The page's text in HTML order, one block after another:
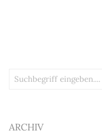
Suchen
ARCHIV